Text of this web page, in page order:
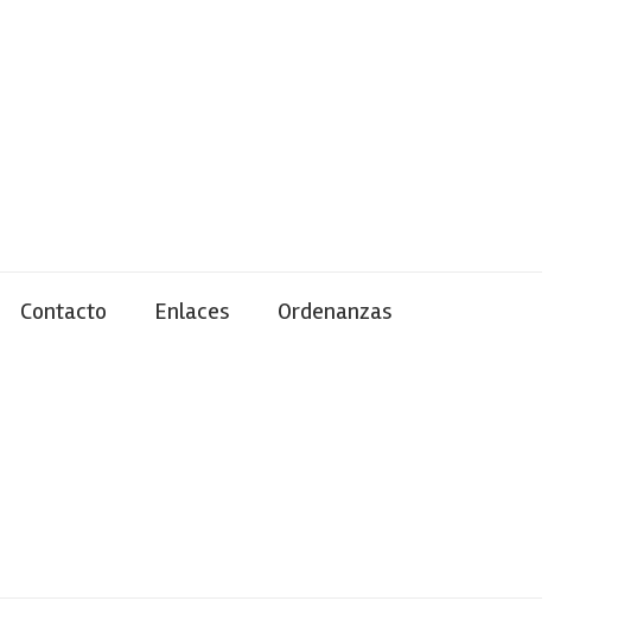
Contacto Enlaces Ordenanzas